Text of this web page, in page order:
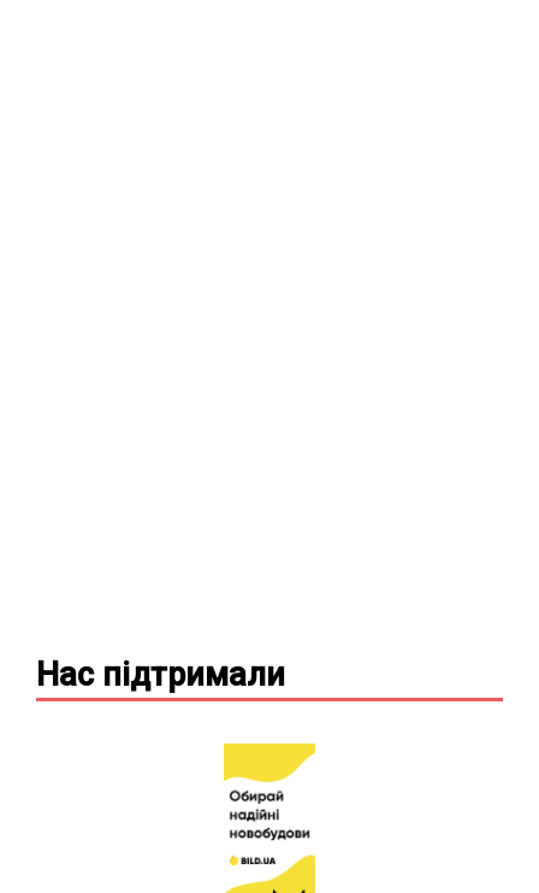
Нас підтримали